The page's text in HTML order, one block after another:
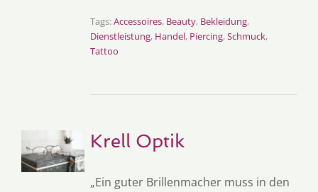
Tags:Accessoires, Beauty, Bekleidung,
Dienstleistung, Handel, Piercing,Schmuck,
Tattoo
Krell Optik
„Ein guter Brillenmacher muss in den